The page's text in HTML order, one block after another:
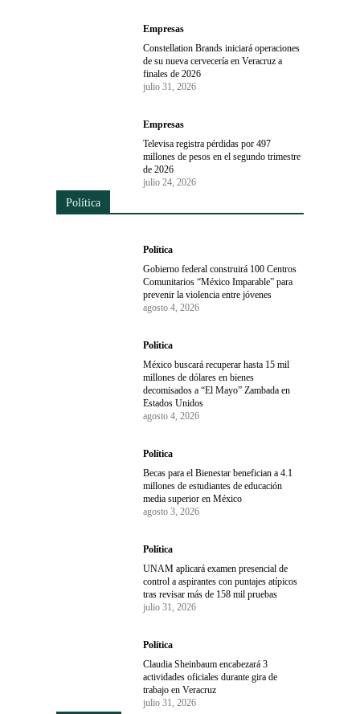
Empresas
Constellation Brands iniciará operaciones
de su nueva cervecería en Veracruz a
finales de 2026
julio 31, 2026
Empresas
Televisa registra pérdidas por 497
millones de pesos en el segundo trimestre
de 2026
julio 24, 2026
Política
Política
Gobierno federal construirá 100 Centros
Comunitarios “México Imparable” para
prevenir la violencia entre jóvenes
agosto 4, 2026
Política
México buscará recuperar hasta 15 mil
millones de dólares en bienes
decomisados a “El Mayo” Zambada en
Estados Unidos
agosto 4, 2026
Política
Becas para el Bienestar benefician a 4.1
millones de estudiantes de educación
media superior en México
agosto 3, 2026
Política
UNAM aplicará examen presencial de
control a aspirantes con puntajes atípicos
tras revisar más de 158 mil pruebas
julio 31, 2026
Política
Claudia Sheinbaum encabezará 3
actividades oficiales durante gira de
trabajo en Veracruz
julio 31, 2026